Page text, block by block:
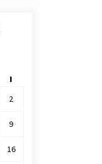
I
2
9
16